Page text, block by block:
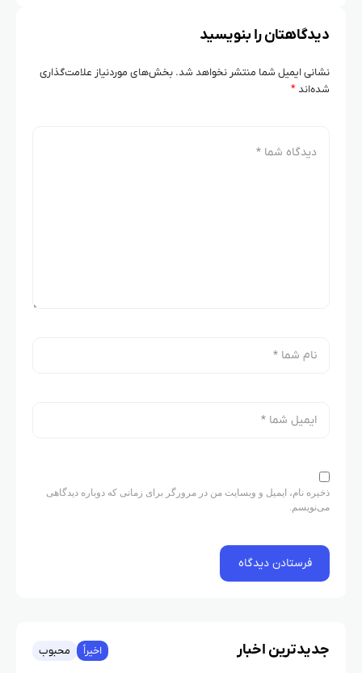
دیدگاهتان را بنویسید
نشانی ایمیل شما منتشر نخواهد شد. بخش‌های موردنیاز علامت‌گذاری
شده‌اند*
ذخیره نام، ایمیل و وبسایت من در مرورگر برای زمانی که دوباره دیدگاهی
می‌نویسم.
جدیدترین اخبار اخیراً محبوب